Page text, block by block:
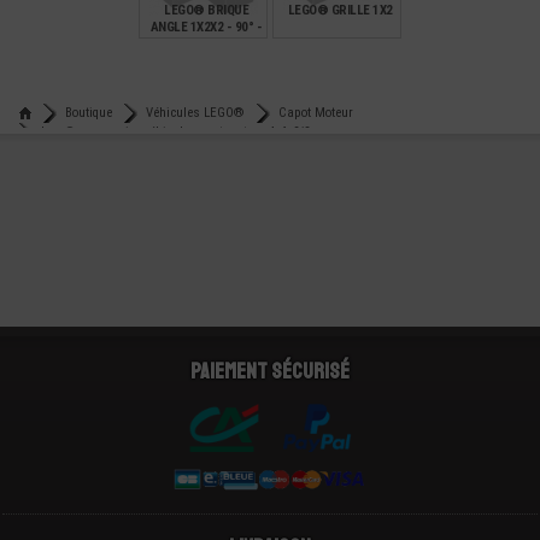
LEGO® BRIQUE
ANGLE 1X2X2 - 90° -
LEGO® GRILLE 1X2
Boutique
Véhicules LEGO®
Capot Moteur
Lego® accessoire véhicule capot moteur 4x6x2/3
Paiement sécurisé